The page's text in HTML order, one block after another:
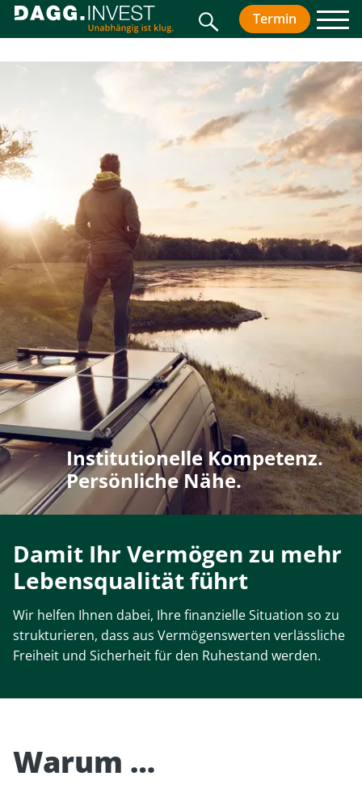
SucheTermin
Institutionelle Kompetenz.
Persönliche Nähe.
Damit Ihr Vermögen zu mehr
Lebensqualität führt
Wir helfen Ihnen dabei, Ihre finanzielle Situation so zu
strukturieren, dass aus Vermögenswerten verlässliche
Freiheit und Sicherheit für den Ruhestand werden.
Warum